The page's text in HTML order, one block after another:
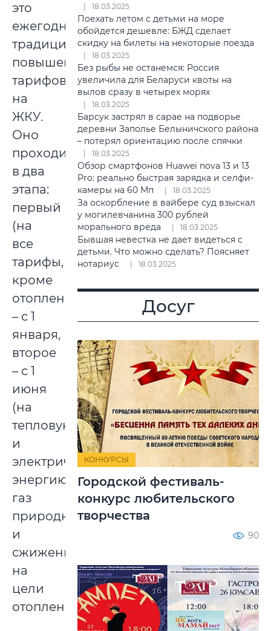
это
ежегодное
традиционное
повышение
тарифов
на
ЖКУ.
Оно
проходит
в два
этапа:
первый
(на
все
тарифы,
кроме
отопления)
– с 1
января,
второе
– с 1
июня
(на
тепловую
и
электрическую
энергию,
газ
природный
и
сжиженный
на
цели
отопления).
18.03.2025
Поехать летом с детьми на море
обойдется дешевле: БЖД сделает
скидку на билеты на некоторые поезда
18.03.2025
Без рыбы не останемся: Россия
увеличила для Беларуси квоты на
вылов сразу в четырех морях
18.03.2025
Барсук застрял в сарае на подворье
деревни Заполье Белыничского района
– потерял ориентацию после спячки
18.03.2025
Обзор смартфонов Huawei nova 13 и 13
Pro: реально быстрая зарядка и селфи-
камеры на 60 Мп
18.03.2025
За оскорбление в вайбере суд взыскал
у могилевчанина 300 рублей
морального вреда
18.03.2025
Бывшая невестка не дает видеться с
детьми. Что можно сделать? Поясняет
нотариус
18.03.2025
Досуг
КОНКУРСЫ
Городской фестиваль-
конкурс любительского
творчества
90